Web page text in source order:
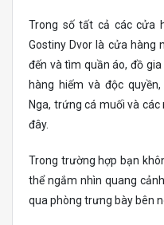
Trong số tất cả các cửa
Gostiny Dvor là cửa hàng
đến và tìm quần áo, đồ
hàng hiếm và độc
Nga, trứng cá muối và
đây.
Trong trường hợp bạn
thể ngắm nhìn quang
qua phòng trưng bày bên